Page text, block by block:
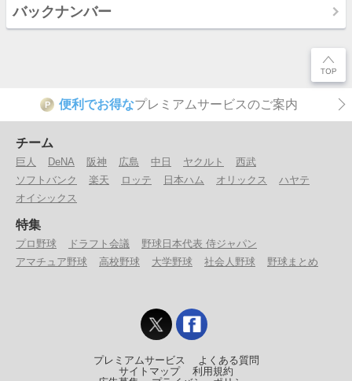
バックナンバー
P 便利でお得なプレミアムサービスのご案内
チーム
巨人 DeNA 阪神 広島 中日 ヤクルト
西武
ソフトバンク
楽天 ロッテ 日本ハム オリックス
ハヤテ
オイシックス
特集
プロ野球 ドラフト会議
野球日本代表 侍ジャパン
アマチュア野球
高校野球 大学野球 社会人野球 野球まとめ
プレミアムサービス
よくある質問
サイトマップ
利用規約